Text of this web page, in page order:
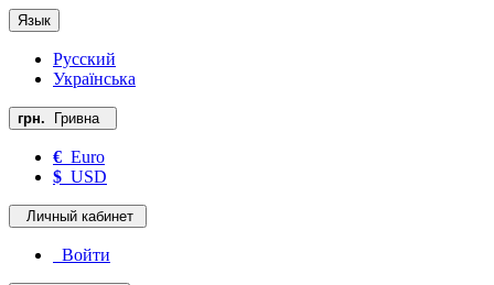
Язык
Русский
Українська
грн. Гривна
€ Euro
$ USD
Личный кабинет
Войти